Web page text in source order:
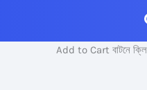
Add to Cart বাটনে ক্লিক